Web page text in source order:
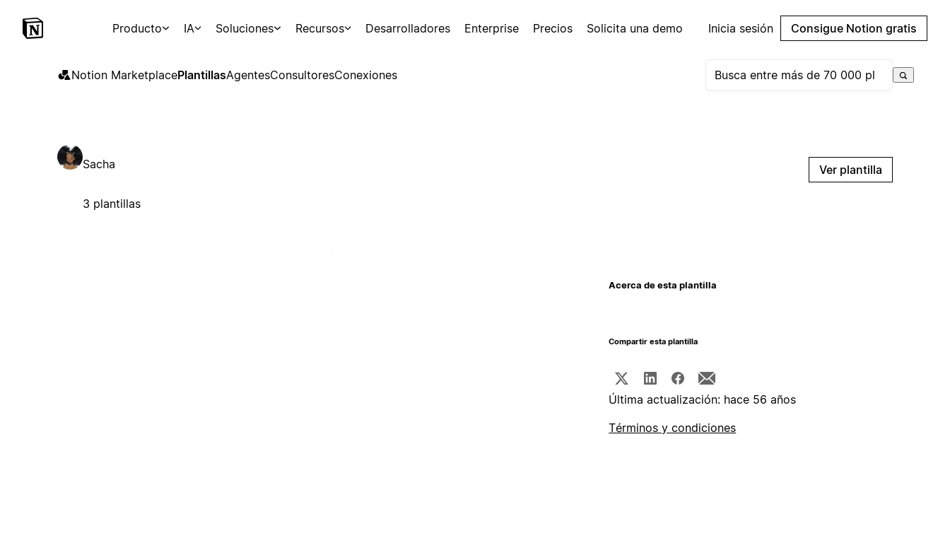
Producto IA Soluciones Recursos Desarrolladores Enterprise Precios Solicita una demo Inicia sesión Consigue Notion gratis
Notion MarketplacePlantillasAgentesConsultoresConexiones
Sacha
3 plantillas
Ver plantilla
Acerca de esta plantilla
Compartir esta plantilla
Última actualización: hace 56 años
Términos y condiciones